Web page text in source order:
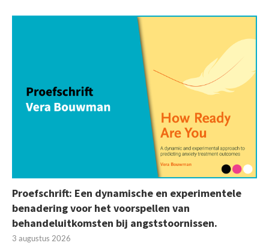
Proefschrift: Een dynamische en experimentele
benadering voor het voorspellen van
behandeluitkomsten bij angststoornissen.
3 augustus 2026